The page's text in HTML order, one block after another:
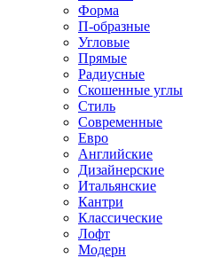
Форма
П-образные
Угловые
Прямые
Радиусные
Скошенные углы
Стиль
Современные
Евро
Английские
Дизайнерские
Итальянские
Кантри
Классические
Лофт
Модерн